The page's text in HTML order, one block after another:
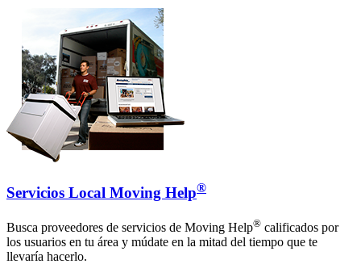
Servicios Local Moving Help®
Busca proveedores de servicios de Moving Help® calificados por
los usuarios en tu área y múdate en la mitad del tiempo que te
llevaría hacerlo.